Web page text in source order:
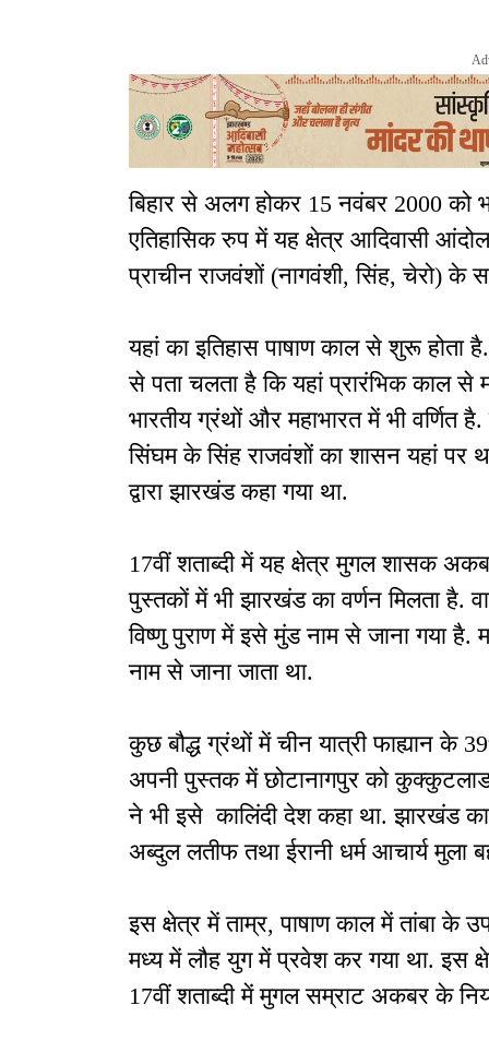
बिहार से अलग होकर 15 नवंबर 2000
एतिहासिक रुप में यह क्षेत्र आदिवासी
प्राचीन राजवंशों (नागवंशी, सिंह, चेरो) के
यहां का इतिहास पाषाण काल से शुरू होता
से पता चलता है कि यहां प्रारंभिक काल से
भारतीय ग्रंथों और महाभारत में भी वर्णित
सिंघम के सिंह राजवंशों का शासन यहां पर
द्वारा झारखंड कहा गया था.
17वीं शताब्दी में यह क्षेत्र मुगल शासक
पुस्तकों में भी झारखंड का वर्णन मिलता है.
विष्णु पुराण में इसे मुंड नाम से जाना गया है.
नाम से जाना जाता था.
कुछ बौद्ध ग्रंथों में चीन यात्री फाह्यान के
अपनी पुस्तक में छोटानागपुर को
ने भी इसे कालिंदी देश कहा था. झारखंड का
अब्दुल लतीफ तथा ईरानी धर्म आचार्य मुला
इस क्षेत्र में ताम्र, पाषाण काल में तांबा के
मध्य में लौह युग में प्रवेश कर गया था. इस
17वीं शताब्दी में मुगल सम्राट अकबर के